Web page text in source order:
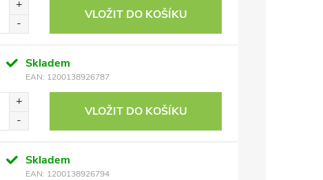
VLOŽIT DO KOŠÍKU
Skladem
EAN: 1200138926787
VLOŽIT DO KOŠÍKU
Skladem
EAN: 1200138926794